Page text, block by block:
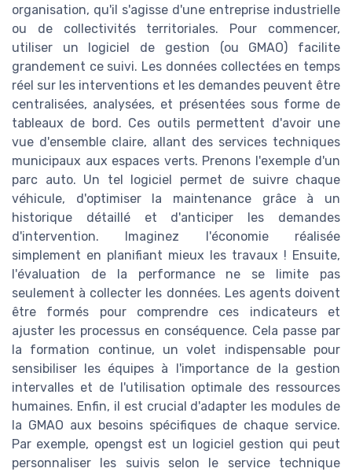
organisation, qu'il s'agisse d'une entreprise industrielle
ou de collectivités territoriales. Pour commencer,
utiliser un logiciel de gestion (ou GMAO) facilite
grandement ce suivi. Les données collectées en temps
réel sur les interventions et les demandes peuvent être
centralisées, analysées, et présentées sous forme de
tableaux de bord. Ces outils permettent d'avoir une
vue d'ensemble claire, allant des services techniques
municipaux aux espaces verts. Prenons l'exemple d'un
parc auto. Un tel logiciel permet de suivre chaque
véhicule, d'optimiser la maintenance grâce à un
historique détaillé et d'anticiper les demandes
d'intervention. Imaginez l'économie réalisée
simplement en planifiant mieux les travaux ! Ensuite,
l'évaluation de la performance ne se limite pas
seulement à collecter les données. Les agents doivent
être formés pour comprendre ces indicateurs et
ajuster les processus en conséquence. Cela passe par
la formation continue, un volet indispensable pour
sensibiliser les équipes à l'importance de la gestion
intervalles et de l'utilisation optimale des ressources
humaines. Enfin, il est crucial d'adapter les modules de
la GMAO aux besoins spécifiques de chaque service.
Par exemple, opengst est un logiciel gestion qui peut
personnaliser les suivis selon le service technique